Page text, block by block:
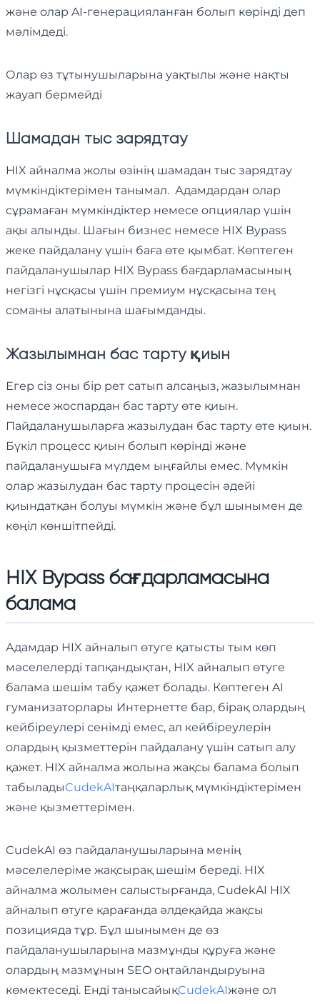
және олар AI-генерацияланған болып көрінді деп
мәлімдеді.
Олар өз тұтынушыларына уақтылы және нақты
жауап бермейді
Шамадан тыс зарядтау
HIX айналма жолы өзінің шамадан тыс зарядтау
мүмкіндіктерімен танымал. Адамдардан олар
сұрамаған мүмкіндіктер немесе опциялар үшін
ақы алынды. Шағын бизнес немесе HIX Bypass
жеке пайдалану үшін баға өте қымбат. Көптеген
пайдаланушылар HIX Bypass бағдарламасының
негізгі нұсқасы үшін премиум нұсқасына тең
соманы алатынына шағымданды.
Жазылымнан бас тарту қиын
Егер сіз оны бір рет сатып алсаңыз, жазылымнан
немесе жоспардан бас тарту өте қиын.
Пайдаланушыларға жазылудан бас тарту өте қиын.
Бүкіл процесс қиын болып көрінді және
пайдаланушыға мүлдем ыңғайлы емес. Мүмкін
олар жазылудан бас тарту процесін әдейі
қиындатқан болуы мүмкін және бұл шынымен де
көңіл көншітпейді.
HIX Bypass бағдарламасына
балама
Адамдар HIX айналып өтуге қатысты тым көп
мәселелерді тапқандықтан, HIX айналып өтуге
балама шешім табу қажет болады. Көптеген AI
гуманизаторлары Интернетте бар, бірақ олардың
кейбіреулері сенімді емес, ал кейбіреулерін
олардың қызметтерін пайдалану үшін сатып алу
қажет. HIX айналма жолына жақсы балама болып
табыладыCudekAIтаңқаларлық мүмкіндіктерімен
және қызметтерімен.
CudekAI өз пайдаланушыларына менің
мәселелеріме жақсырақ шешім береді. HIX
айналма жолымен салыстырғанда, CudekAI HIX
айналып өтуге қарағанда әлдеқайда жақсы
позицияда тұр. Бұл шынымен де өз
пайдаланушыларына мазмұнды құруға және
олардың мазмұнын SEO оңтайландыруына
көмектеседі. Енді танысайықCudekAIжәне ол